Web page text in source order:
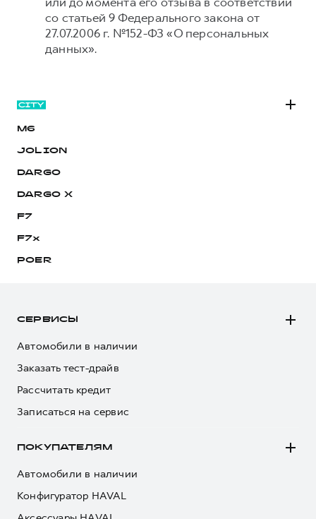
со статьей 9 Федерального закона от
27.07.2006 г. №152-ФЗ «О персональных
данных».
M6
JOLION
DARGO
DARGO Х
F7
F7x
POER
СЕРВИСЫ
Автомобили в наличии
Заказать тест-драйв
Рассчитать кредит
Записаться на сервис
ПОКУПАТЕЛЯМ
Автомобили в наличии
Конфигуратор HAVAL